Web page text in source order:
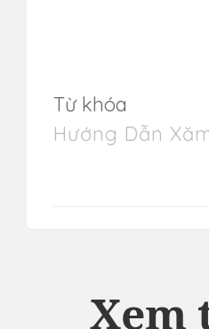
Từ khóa
Hướng Dẫn
Xem